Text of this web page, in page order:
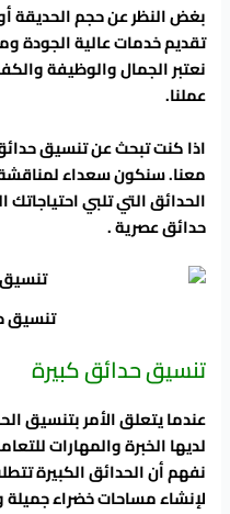
بغض النظر عن حجم الحديقة
تقديم خدمات عالية الجودة
نعتبر الجمال والوظيفة
عملنا.
اذا كنت تبحث عن تنسيق
معنا. سنكون سعداء
الحدائق التي تلبي
حدائق عصرية .
تنسيق
تنسيق حدائق كبيرة
عندما يتعلق الأمر بتنسيق
لديها الخبرة والمهارات
نفهم أن الحدائق الكبيرة
لإنشاء مساحات خضراء